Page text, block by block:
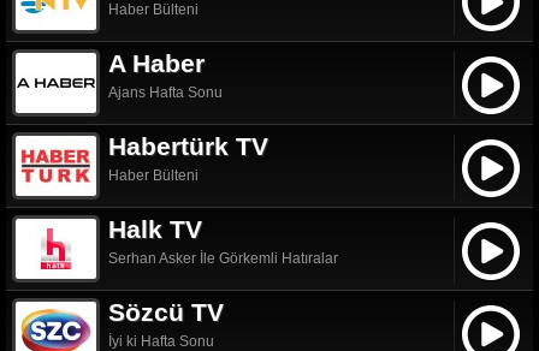
Haber Bülteni
A Haber
Ajans Hafta Sonu
Habertürk TV
Haber Bülteni
Halk TV
Serhan Asker İle Görkemli Hatıralar
Sözcü TV
İyi ki Hafta Sonu